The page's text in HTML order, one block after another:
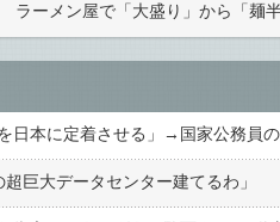
ーメン屋で「大盛り」から「麺
巨大データセンター建てるわ」